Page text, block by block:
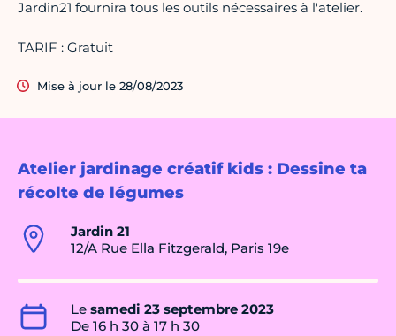
Atelier jardinage créatif kids : Dessine ta
récolte de légumes
Jardin 21
12/A Rue Ella Fitzgerald, Paris 19e
Le samedi 23 septembre 2023
De 16 h 30 à 17 h 30
Jardin21 fournira tous les outils nécessaires à l'atelier.
TARIF : Gratuit
Mise à jour le 28/08/2023